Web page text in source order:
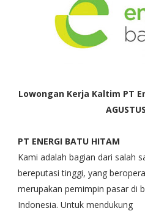
Lowongan Kerja Kaltim PT
PT ENERGI BATU HITAM
Kami adalah bagian dari salah
bereputasi tinggi, yang
merupakan pemimpin pasar di
Indonesia. Untuk mendukung